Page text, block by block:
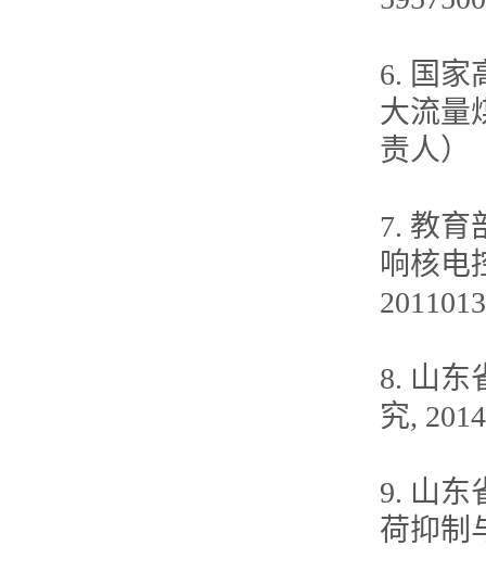
6. 国家
大流量
责人）
7. 教育
响核电
8. 山东
究,
9. 山东
荷抑制